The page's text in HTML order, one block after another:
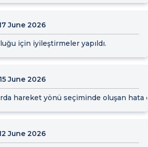
June 2026
için iyileştirmeler yapıldı.
15 June 2026
hareket yönü seçiminde oluşan hata
June 2026